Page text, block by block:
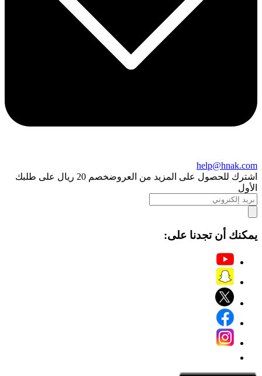
help@hnak.com
اشترك للحصول على المزيد من العروض
خصم 20 ريال على طلبك
الأول
يمكنك أن تجدنا على: